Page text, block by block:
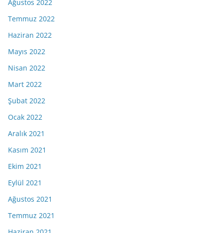
Ağustos 2022
Temmuz 2022
Haziran 2022
Mayıs 2022
Nisan 2022
Mart 2022
Şubat 2022
Ocak 2022
Aralık 2021
Kasım 2021
Ekim 2021
Eylül 2021
Ağustos 2021
Temmuz 2021